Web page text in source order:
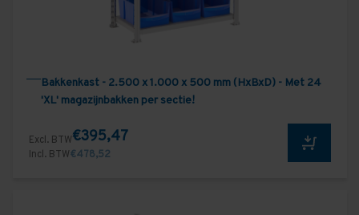
Bakkenkast - 2.500 x 1.000 x 500 mm (HxBxD) - Met 24
'XL' magazijnbakken per sectie!
Excl. BTW€395,47
Incl. BTW€478,52